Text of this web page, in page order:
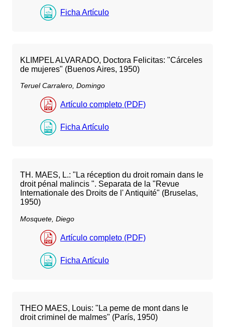
Ficha Artículo
KLIMPEL ALVARADO, Doctora Felicitas: "Cárceles
de mujeres" (Buenos Aires, 1950)
Teruel Carralero, Domingo
Artículo completo (PDF)
Ficha Artículo
TH. MAES, L.: "La réception du droit romain dans le
droit pénal malincis ". Separata de la "Revue
Internationale des Droits de l' Antiquité" (Bruselas,
1950)
Mosquete, Diego
Artículo completo (PDF)
Ficha Artículo
THEO MAES, Louis: "La peme de mont dans le
droit criminel de malmes" (París, 1950)